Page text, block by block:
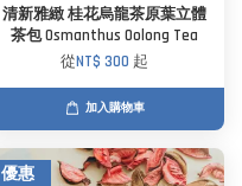
清新雅緻 桂花烏龍茶原葉立體
茶包 Osmanthus Oolong Tea
從NT$ 300 起
加入購物車
優惠